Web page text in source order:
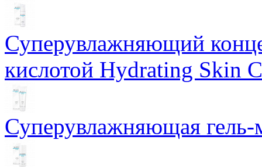
Суперувлажняющий
кислотой Hydrating Skin
Суперувлажняющая